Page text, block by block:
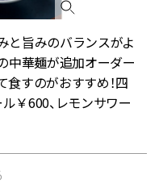
と旨みのバランスがよ
中華麺が追加オーダー
食すのがおすすめ！四
￥600、レモンサワー